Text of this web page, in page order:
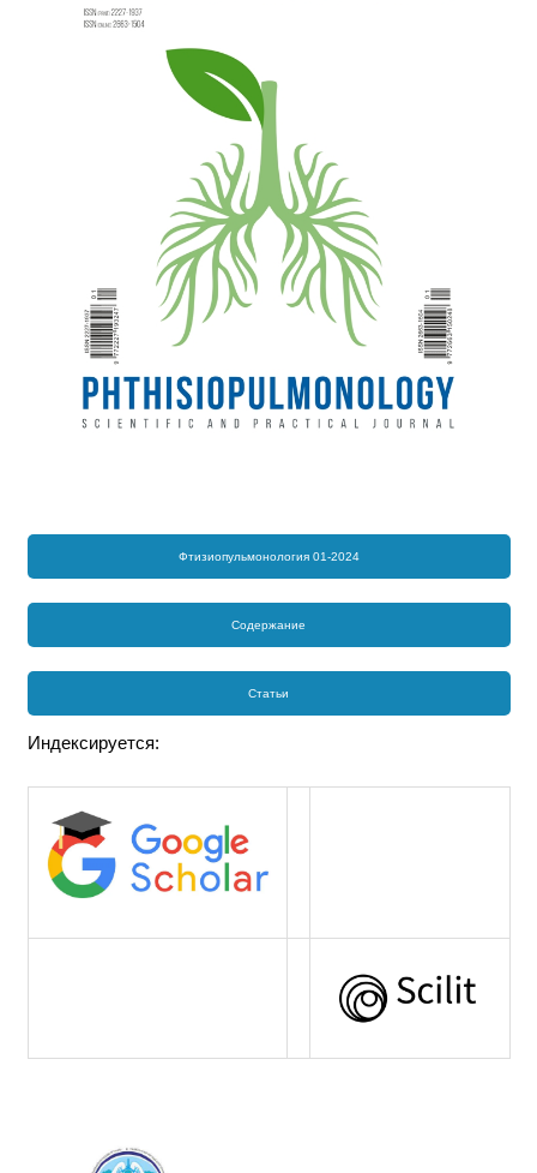
Фтизиопульмонология 01-2024
Содержание
Статьи
Индексируется: